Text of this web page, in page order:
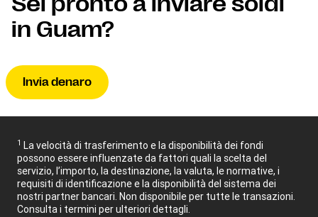
in Guam?
Invia denaro
1 La velocità di trasferimento e la disponibilità dei fondi
possono essere influenzate da fattori quali la scelta del
servizio, l’importo, la destinazione, la valuta, le normative, i
requisiti di identificazione e la disponibilità del sistema dei
nostri partner bancari. Non disponibile per tutte le transazioni.
Consulta i termini per ulteriori dettagli.